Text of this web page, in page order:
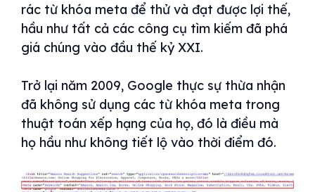
rác từ khóa meta để thử và đạt được lợi thế,
hầu như tất cả các công cụ tìm kiếm đã phá
giá chúng vào đầu thế kỷ XXI.
Trở lại năm 2009, Google thực sự thừa nhận
đã không sử dụng các từ khóa meta trong
thuật toán xếp hạng của họ, đó là điều mà
họ hầu như không tiết lộ vào thời điểm đó.